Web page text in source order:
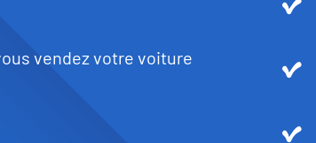
vendez votre voiture